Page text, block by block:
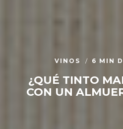
VINOS 6 MIN
¿QUÉ TINTO
CON UN